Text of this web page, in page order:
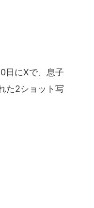
日にXで、息子
た2ショット写